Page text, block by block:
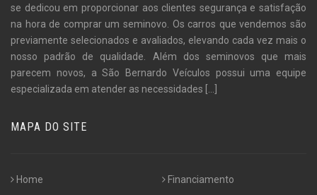
se dedicou em proporcionar aos clientes segurança e satisfação
na hora de comprar um seminovo. Os carros que vendemos são
previamente selecionados e avaliados, elevando cada vez mais o
nosso padrão de qualidade. Além dos seminovos que mais
parecem novos, a São Bernardo Veículos possui uma equipe
especializada em atender as necessidades [...]
MAPA DO SITE
Home Financiamento